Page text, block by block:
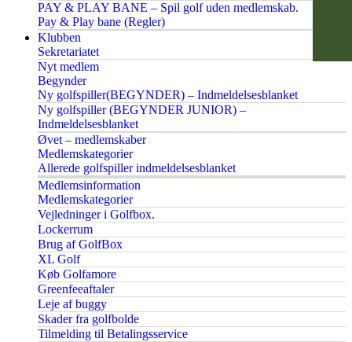
PAY & PLAY BANE – Spil golf uden medlemskab.
Pay & Play bane (Regler)
Klubben
Sekretariatet
Nyt medlem
Begynder
Ny golfspiller(BEGYNDER) – Indmeldelsesblanket
Ny golfspiller (BEGYNDER JUNIOR) –
Indmeldelsesblanket
Øvet – medlemskaber
Medlemskategorier
Allerede golfspiller indmeldelsesblanket
Medlemsinformation
Medlemskategorier
Vejledninger i Golfbox.
Lockerrum
Brug af GolfBox
XL Golf
Køb Golfamore
Greenfeeaftaler
Leje af buggy
Skader fra golfbolde
Tilmelding til Betalingsservice